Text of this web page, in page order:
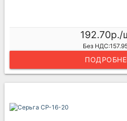
192.70р./
Без